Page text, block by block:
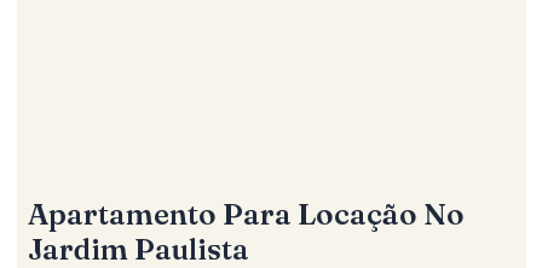
Apartamento Para Locação No
Jardim Paulista